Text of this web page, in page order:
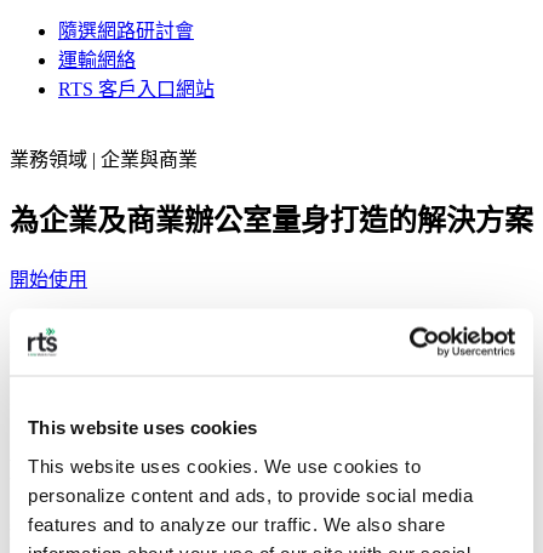
This website uses cookies
This website uses cookies. We use cookies to
personalize content and ads, to provide social media
features and to analyze our traffic. We also share
隨選網路研討會
運輸網絡
RTS 客戶入口網站
業務領域 | 企業與商業
為企業及商業辦公室量身打造的解決方案
開始使用
我們提供智慧且簡化的廢棄物與回收解決方案，旨在與日常辦
RTS 解決方案
運用人工智慧技術提升效率